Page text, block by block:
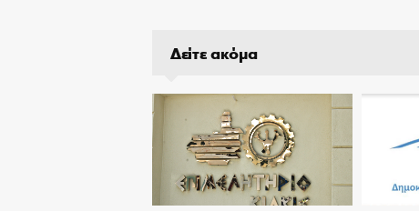
Δείτε ακόμα